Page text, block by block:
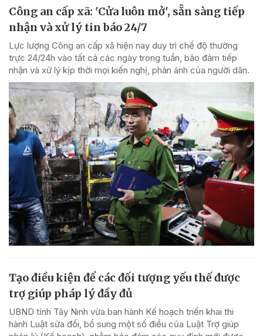
Công an cấp xã: 'Cửa luôn mở', sẵn sàng tiếp
nhận và xử lý tin báo 24/7
Lực lượng Công an cấp xã hiện nay duy trì chế độ thường
trực 24/24h vào tất cả các ngày trong tuần, bảo đảm tiếp
nhận và xử lý kịp thời mọi kiến nghị, phản ánh của người dân.
Tạo điều kiện để các đối tượng yếu thế được
trợ giúp pháp lý đầy đủ
UBND tỉnh Tây Ninh vừa ban hành Kế hoạch triển khai thi
hành Luật sửa đổi, bổ sung một số điều của Luật Trợ giúp